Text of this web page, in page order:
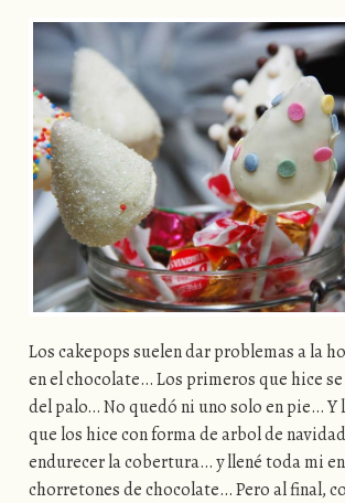
Los cakepops suelen dar problemas a la
en el chocolate… Los primeros que hice
del palo… No quedó ni uno solo en pie… Y
que los hice con forma de arbol de
endurecer la cobertura… y llené toda mi
chorretones de chocolate… Pero al final,